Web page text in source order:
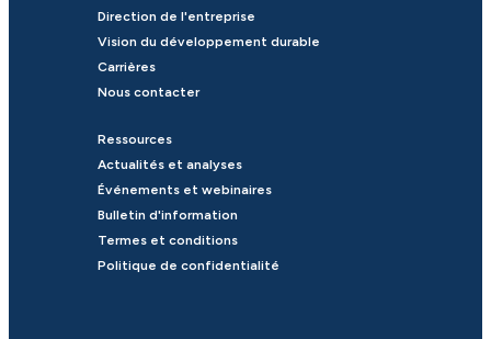
Direction de l'entreprise
Vision du développement durable
Carrières
Nous contacter
Ressources
Actualités et analyses
Événements et webinaires
Bulletin d'information
Termes et conditions
Politique de confidentialité